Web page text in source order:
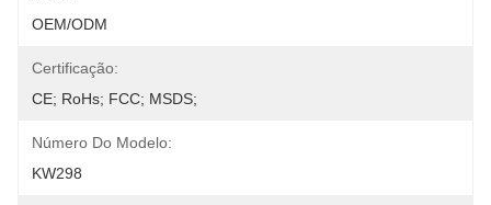
OEM/ODM
Certificação:
CE; RoHs; FCC; MSDS;
Número Do Modelo:
KW298